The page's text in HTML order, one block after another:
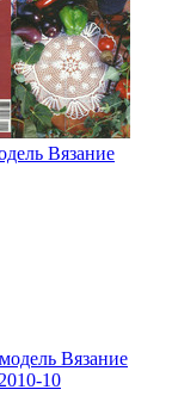
Вязание
Вязание
10